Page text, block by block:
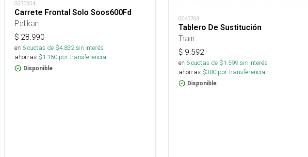
G270604
Carrete Frontal Solo Soos600Fd
Pelikan
$ 28.990
en 6cuotas de $4.832sin interés
ahorras $1.160 por transferencia.
Disponible
G040703
Tablero De Sustitución
Train
$ 9.592
en 6cuotas de $1.599sin interés
ahorras $380 por transferencia.
Disponible